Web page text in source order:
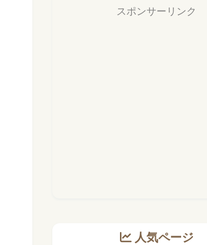
スポンサーリンク
人気ページ